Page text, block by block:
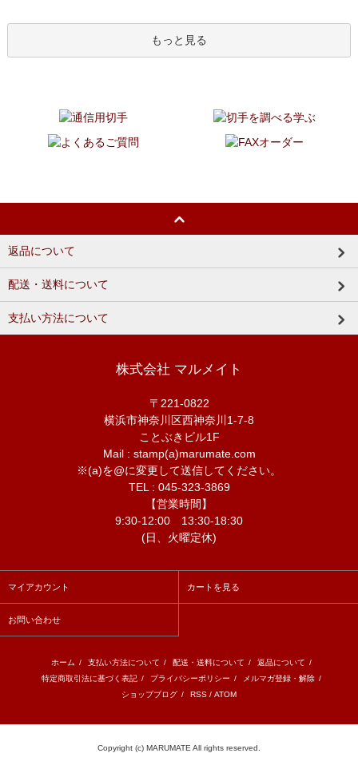
もっと見る
返品について
配送・送料について
支払い方法について
株式会社 マルメイト
〒221-0822
横浜市神奈川区西神奈川1-7-8
ことぶきビル1F
Mail : stamp(a)marumate.com
※(a)を@に変更して送信してください。
TEL : 045-323-3869
【営業時間】
9:30-12:00 13:30-18:30
(日、火曜定休)
マイアカウント カートを見る
お問い合わせ
ホーム / 支払い方法について / 配送・送料について / 返品について /
特定商取引法に基づく表記 / プライバシーポリシー / メルマガ登録・解除 /
ショップブログ / RSS / ATOM
Copyright (c) MARUMATE All rights reserved.